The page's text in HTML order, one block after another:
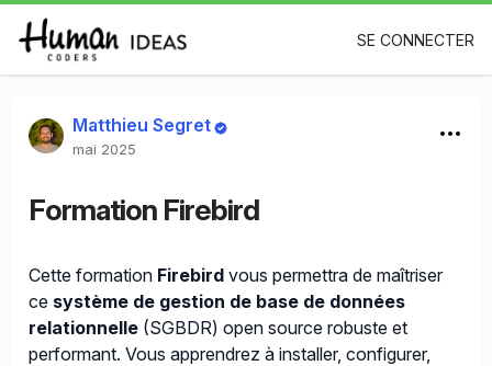
SE CONNECTER
Matthieu Segret
mai 2025
Formation Firebird
Cette formation Firebird vous permettra de maîtriser
ce système de gestion de base de données
relationnelle (SGBDR) open source robuste et
performant. Vous apprendrez à installer, configurer,